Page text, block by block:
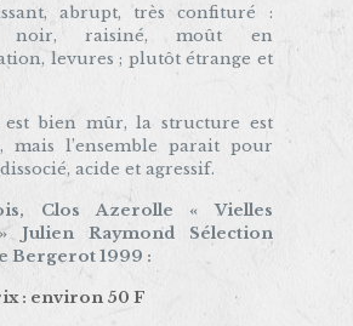
abrupt, très confituré :
noir, raisiné, moût en
levures ; plutôt étrange et
bien mûr, la structure est
mais l’ensemble parait pour
acide et agressif.
Clos Azerolle « Vielles
Julien Raymond Sélection
Bergerot 1999 :
: environ 50 F